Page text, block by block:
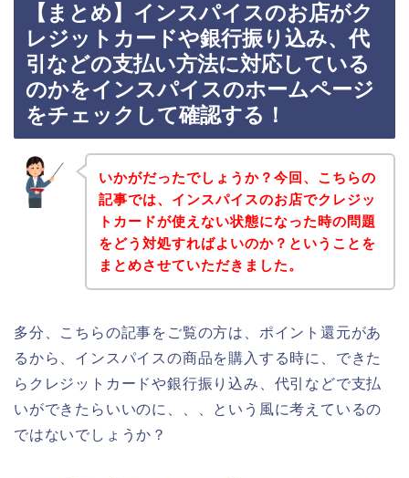
【まとめ】インスパイスのお店がク
レジットカードや銀行振り込み、代
引などの支払い方法に対応している
のかをインスパイスのホームページ
をチェックして確認する！
いかがだったでしょうか？今回、こちらの
記事では、インスパイスのお店でクレジッ
トカードが使えない状態になった時の問題
をどう対処すればよいのか？ということを
まとめさせていただきました。
多分、こちらの記事をご覧の方は、ポイント還元があ
るから、インスパイスの商品を購入する時に、できた
らクレジットカードや銀行振り込み、代引などで支払
いができたらいいのに、、、という風に考えているの
ではないでしょうか？